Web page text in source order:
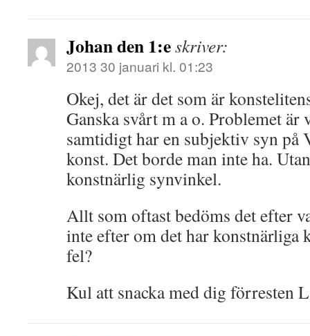
Johan den 1:eskriver:
2013 30 januari kl. 01:23
Okej, det är det som är
Ganska svårt m a o. Problemet är
samtidigt har en subjektiv syn på
konst. Det borde man inte ha.
konstnärlig synvinkel.
Allt som oftast bedöms det efter
inte efter om det har konstnärliga
fel?
Kul att snacka med dig förresten